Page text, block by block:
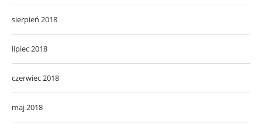
sierpień 2018
lipiec 2018
czerwiec 2018
maj 2018